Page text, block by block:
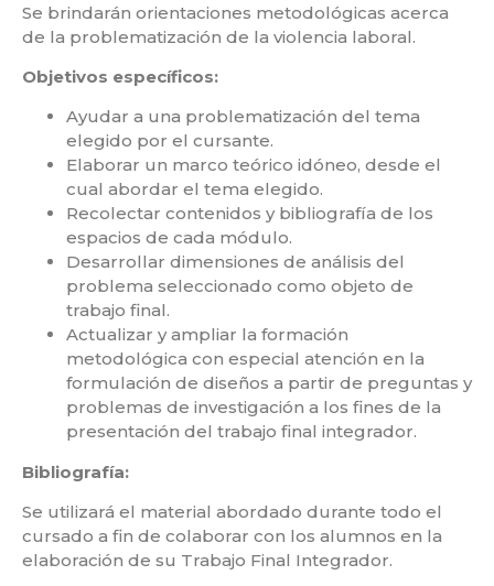
Se brindarán orientaciones metodológicas acerca
de la problematización de la violencia laboral.
Objetivos específicos:
Ayudar a una problematización del tema
elegido por el cursante.
Elaborar un marco teórico idóneo, desde el
cual abordar el tema elegido.
Recolectar contenidos y bibliografía de los
espacios de cada módulo.
Desarrollar dimensiones de análisis del
problema seleccionado como objeto de
trabajo final.
Actualizar y ampliar la formación
metodológica con especial atención en la
formulación de diseños a partir de preguntas y
problemas de investigación a los fines de la
presentación del trabajo final integrador.
Bibliografía:
Se utilizará el material abordado durante todo el
cursado a fin de colaborar con los alumnos en la
elaboración de su Trabajo Final Integrador.